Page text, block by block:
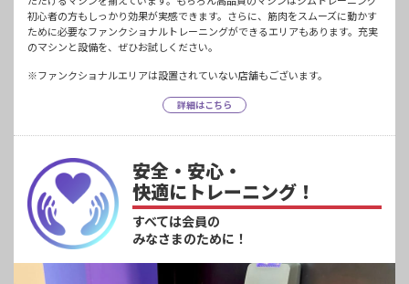
初心者の方もしっかり効果が実感できます。さらに、筋肉をスムーズに動かす
ために必要なファンクショナルトレーニングができるエリアもあります。充実
のマシンと設備を、ぜひお試しください。
※ファンクショナルエリアは設置されていない店舗もございます。
詳細はこちら
安全・安心・
快適にトレーニング！
すべては会員の
みなさまのために！